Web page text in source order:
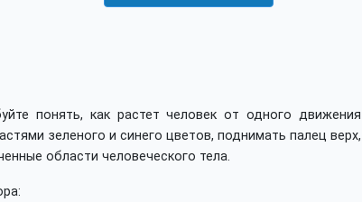
понять, как растет человек от одного движения
зеленого и синего цветов, поднимать палец верх,
области человеческого тела.